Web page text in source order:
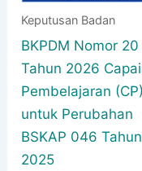
Keputusan Badan
BKPDM Nomor 20
Tahun 2026
Pembelajaran (CP)
untuk Perubahan
BSKAP 046 Tahun
2025